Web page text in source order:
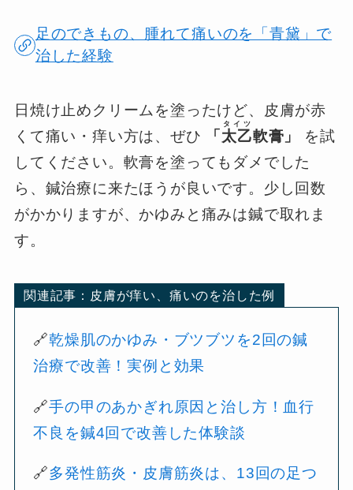
足のできもの、腫れて痛いのを「青黛」で
治した経験
日焼け止めクリームを塗ったけど、皮膚が赤
くて痛い・痒い方は、ぜひ
「太乙
タイツ
軟膏」
を試
してください。軟膏を塗ってもダメでした
ら、鍼治療に来たほうが良いです。少し回数
がかかりますが、かゆみと痛みは鍼で取れま
す。
関連記事：皮膚が痒い、痛いのを治した例
🔗乾燥肌のかゆみ・ブツブツを2回の鍼
治療で改善！実例と効果
🔗手の甲のあかぎれ原因と治し方！血行
不良を鍼4回で改善した体験談
🔗多発性筋炎・皮膚筋炎は、13回の足つ